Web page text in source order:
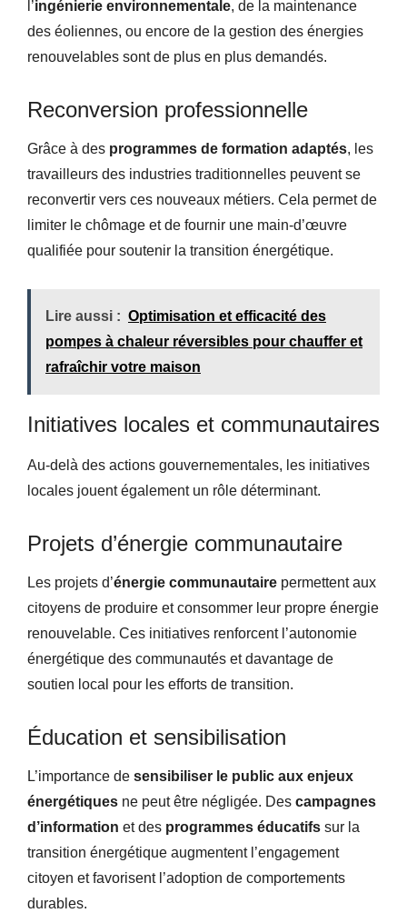
l’ingénierie environnementale, de la maintenance
des éoliennes, ou encore de la gestion des énergies
renouvelables sont de plus en plus demandés.
Reconversion professionnelle
Grâce à des programmes de formation adaptés, les
travailleurs des industries traditionnelles peuvent se
reconvertir vers ces nouveaux métiers. Cela permet de
limiter le chômage et de fournir une main-d’œuvre
qualifiée pour soutenir la transition énergétique.
Lire aussi : Optimisation et efficacité des
pompes à chaleur réversibles pour chauffer et
rafraîchir votre maison
Initiatives locales et communautaires
Au-delà des actions gouvernementales, les initiatives
locales jouent également un rôle déterminant.
Projets d’énergie communautaire
Les projets d’énergie communautaire permettent aux
citoyens de produire et consommer leur propre énergie
renouvelable. Ces initiatives renforcent l’autonomie
énergétique des communautés et davantage de
soutien local pour les efforts de transition.
Éducation et sensibilisation
L’importance de sensibiliser le public aux enjeux
énergétiques ne peut être négligée. Des campagnes
d’information et des programmes éducatifs sur la
transition énergétique augmentent l’engagement
citoyen et favorisent l’adoption de comportements
durables.